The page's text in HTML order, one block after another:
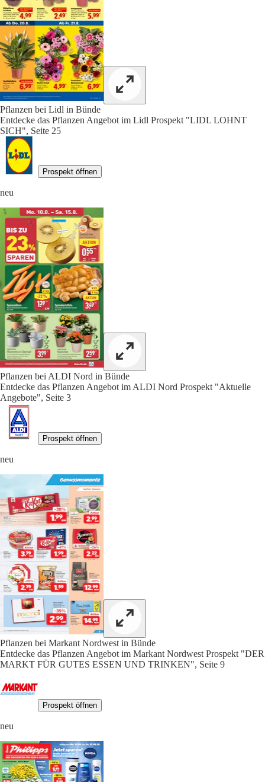
Pflanzen bei Lidl in Bünde
Entdecke das Pflanzen Angebot im Lidl Prospekt "LIDL LOHNT
SICH", Seite 25
Prospekt öffnen
neu
Pflanzen bei ALDI Nord in Bünde
Entdecke das Pflanzen Angebot im ALDI Nord Prospekt "Aktuelle
Angebote", Seite 3
Prospekt öffnen
neu
Pflanzen bei Markant Nordwest in Bünde
Entdecke das Pflanzen Angebot im Markant Nordwest Prospekt "DER
MARKT FÜR GUTES ESSEN UND TRINKEN", Seite 9
Prospekt öffnen
neu